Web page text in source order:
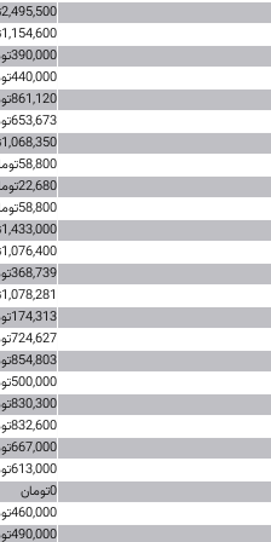
2,495,500تومان
1,154,600تومان
390,000تومان
440,000تومان
861,120تومان
653,673تومان
1,068,350تومان
58,800تومان
22,680تومان
58,800تومان
1,433,000تومان
1,076,400تومان
368,739تومان
1,078,281تومان
174,313تومان
724,627تومان
854,803تومان
500,000تومان
830,300تومان
832,600تومان
667,000تومان
613,000تومان
0تومان
460,000تومان
490,000تومان